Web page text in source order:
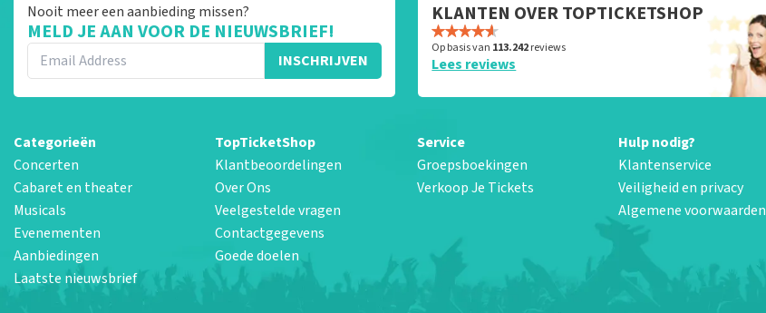
Nooit meer een aanbieding missen?
MELD JE AAN VOOR DE NIEUWSBRIEF!
INSCHRIJVEN
KLANTEN OVER TOPTICKETSHOP
Op basis van 113.242reviews
Lees reviews
Categorieën
Concerten
Cabaret en theater
Musicals
Evenementen
Aanbiedingen
Laatste nieuwsbrief
TopTicketShop
Klantbeoordelingen
Over Ons
Veelgestelde vragen
Contactgegevens
Goede doelen
Service
Groepsboekingen
Verkoop Je Tickets
Hulp nodig?
Klantenservice
Veiligheid en privacy
Algemene voorwaarden